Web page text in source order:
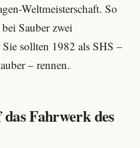
Weltmeisterschaft. So
Sauber zwei
sollten 1982 als SHS –
– rennen.
Fahrwerk des